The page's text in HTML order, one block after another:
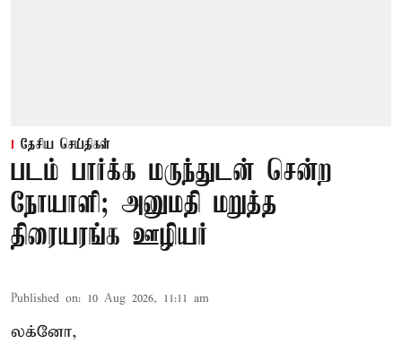
தேசிய செய்திகள்
படம் பார்க்க மருந்துடன் சென்ற
நோயாளி; அனுமதி மறுத்த
திரையரங்க ஊழியர்
Published on: 10 Aug 2026, 11:11 am
லக்னோ,